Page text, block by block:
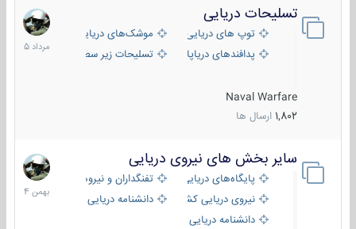
تسلیحات دریایی
توپ های دریایی
موشک‌های دریایی
پدافندهای دریاپایه
تسلیحات زیر سطحی
Naval Warfare
1,802 ارسال ها
2
مرداد
1405
سایر بخش های نیروی دریایی
پایگاه‌های دریایی
تفنگداران و نیروهای ویژه‌ی دریایی
نیروی دریایی کشورهای مختلفدانشنامه دریایی
دانشنامه دریایی کپی
22
بهمن
1404